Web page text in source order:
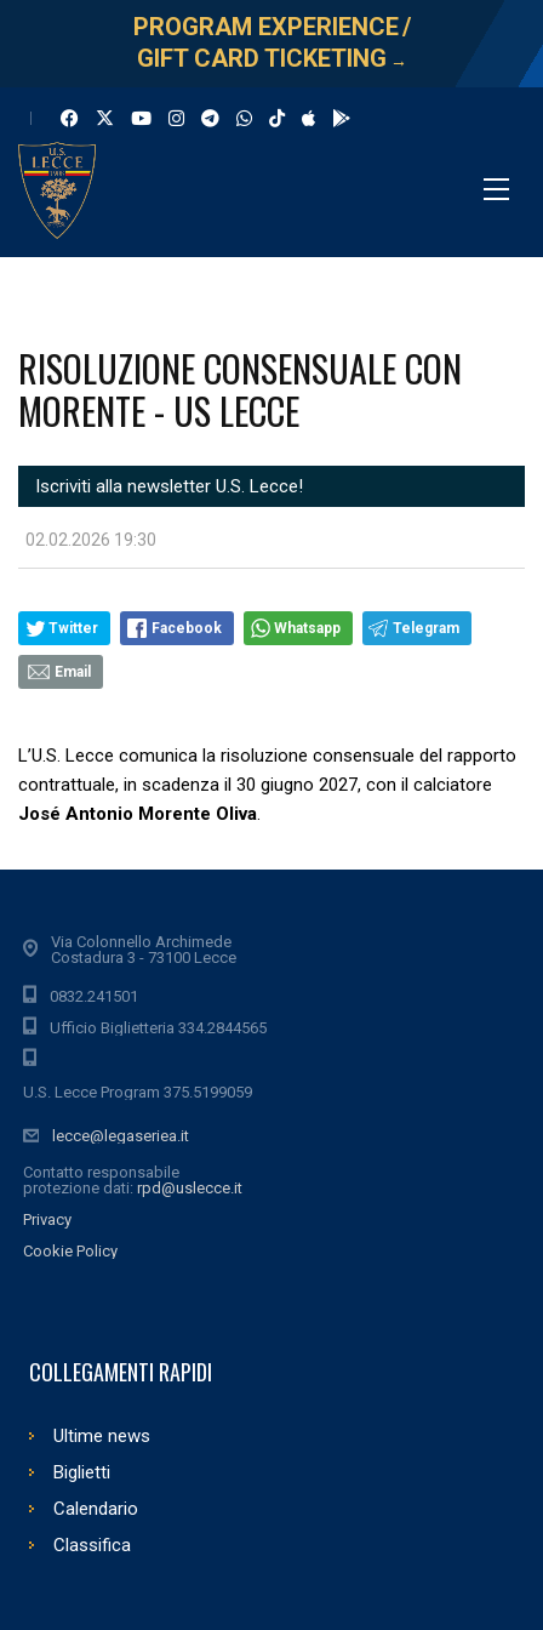
PROGRAM EXPERIENCE/
GIFT CARD TICKETING →
RISOLUZIONE CONSENSUALE CON
MORENTE - US LECCE
Iscriviti alla newsletter U.S. Lecce!
02.02.2026 19:30
Twitter Facebook Whatsapp Telegram
Email
L’U.S. Lecce comunica la risoluzione consensuale del rapporto
contrattuale, in scadenza il 30 giugno 2027, con il calciatore
José Antonio Morente Oliva
Via Colonnello Archimede
Costadura 3 - 73100 Lecce
0832.241501
Ufficio Biglietteria 334.2844565
U.S. Lecce Program 375.5199059
lecce@legaseriea.it
Contatto responsabile
protezione dati: rpd@uslecce.it
Privacy
Cookie Policy
COLLEGAMENTI RAPIDI
Ultime news
Biglietti
Calendario
Classifica